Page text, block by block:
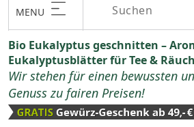
MENU
Bio Eukalyptus geschnitten –
Eukalyptusblätter für Tee &
Wir stehen für einen bewussten
Genuss zu fairen Preisen!